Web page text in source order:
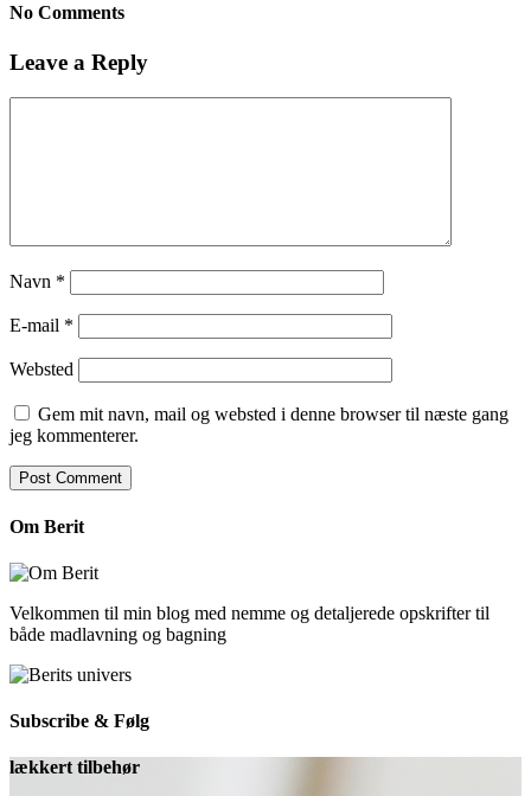
No Comments
Leave a Reply
Navn *
E-mail *
Websted
Gem mit navn, mail og websted i denne browser til næste gang
jeg kommenterer.
Om Berit
Velkommen til min blog med nemme og detaljerede opskrifter til
både madlavning og bagning
Subscribe & Følg
lækkert tilbehør